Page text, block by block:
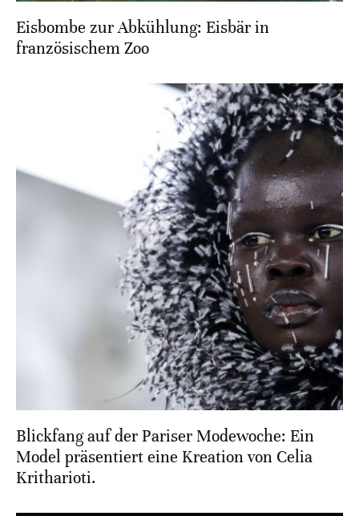
Eisbombe zur Abkühlung: Eisbär in
französischem Zoo
Blickfang auf der Pariser Modewoche: Ein
Model präsentiert eine Kreation von Celia
Kritharioti.